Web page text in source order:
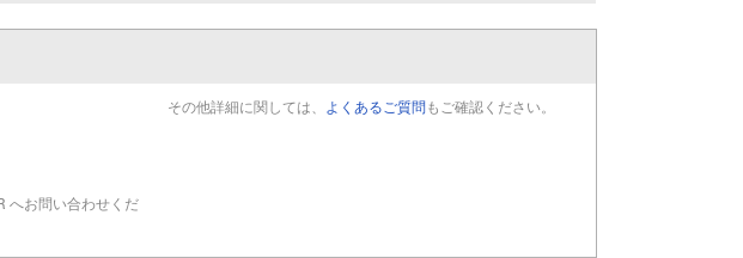
へお問い合わせくだ
その他詳細に関しては、 よくあるご質問もご確認ください。